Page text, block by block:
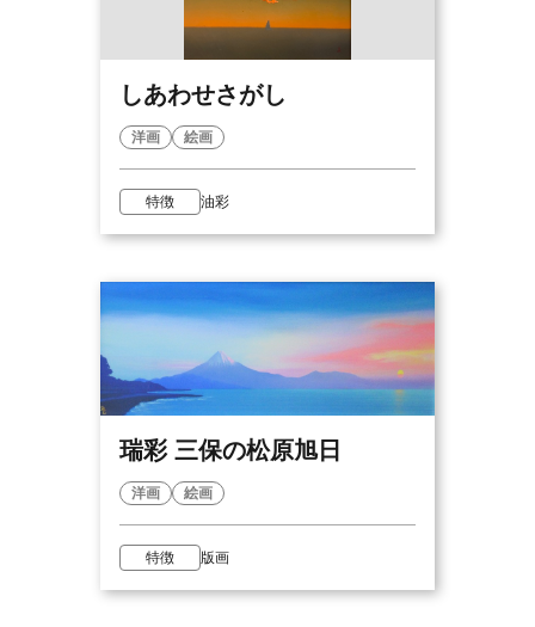
しあわせさがし
洋画 絵画
特徴 油彩
瑞彩 三保の松原旭日
洋画 絵画
特徴 版画